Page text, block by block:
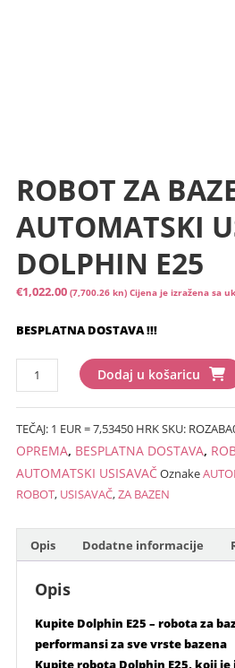
ROBOT ZA
AUTOMATSKI
DOLPHIN E25
€1,022.00 (7,700.26 kn) Cijena je izražena sa
BESPLATNA DOSTAVA !!!
ROBOT
ZA
BAZEN-
AUTOMATSKI
USISAVAČ
DOLPHIN
E25
Dodaj u košaricu
TEČAJ: 1 EUR = 7,53450 HRKSKU:
OPREMA, BESPLATNA DOSTAVA,
AUTOMATSKI USISAVAČOznake
ROBOT, USISAVAČ,ZA BAZEN
Opis Dodatne informacije
Opis
Kupite Dolphin E25 – robota za
performansi za sve vrste bazena
Kupite robota Dolphin E25, koji je